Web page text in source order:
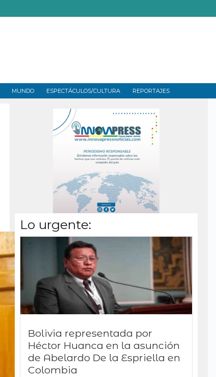
MUNDO ESPECTÁCULOS/CULTURA REPORTAJES
Lo urgente:
Bolivia representada por
Héctor Huanca en la asunción
de Abelardo De la Espriella en
Colombia